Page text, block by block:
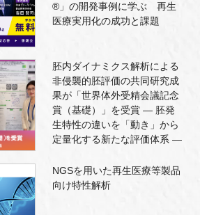
®」の開発事例に学ぶ 再生
医療実用化の成功と課題
胚内ダイナミクス解析による
非侵襲的胚評価の共同研究成
果が「世界体外受精会議記念
賞（基礎）」を受賞 ― 胚発
生特性の違いを「動き」から
定量化する新たな評価体系 ―
NGSを用いた再生医療等製品
向け特性解析